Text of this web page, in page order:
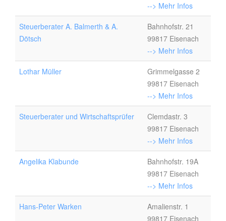
--> Mehr Infos
Steuerberater A. Balmerth & A.
Dötsch
Bahnhofstr. 21
99817 Eisenach
--> Mehr Infos
Lothar Müller
Grimmelgasse 2
99817 Eisenach
--> Mehr Infos
Steuerberater und Wirtschaftsprüfer
Clemdastr. 3
99817 Eisenach
--> Mehr Infos
Angelika Klabunde
Bahnhofstr. 19A
99817 Eisenach
--> Mehr Infos
Hans-Peter Warken
Amalienstr. 1
99817 Eisenach